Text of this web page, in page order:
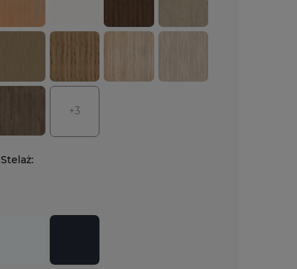
+3
Stelaż: